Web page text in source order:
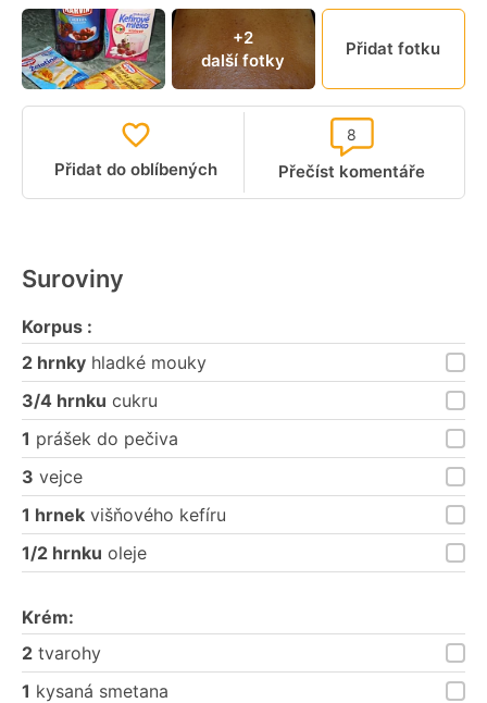
+2
další fotky
Přidat fotku
Přidat do oblíbených Přečíst komentáře
8
Suroviny
Korpus :
2 hrnky hladké mouky
3/4 hrnku cukru
1 prášek do pečiva
3 vejce
1 hrnek višňového kefíru
1/2 hrnku oleje
Krém:
2 tvarohy
1 kysaná smetana